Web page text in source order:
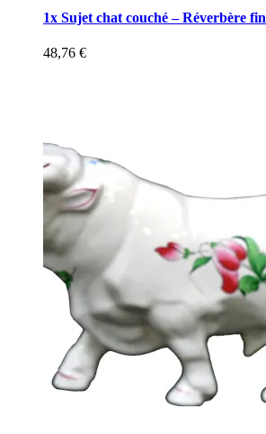
1x Sujet chat couché – Réverbère fin
48,76 €